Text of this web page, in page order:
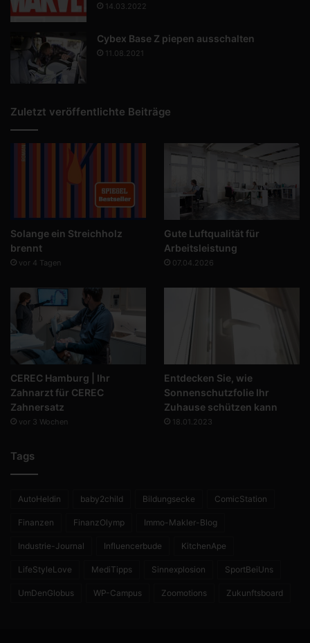
14.03.2022
Cybex Base Z piepen ausschalten
11.08.2021
Zuletzt veröffentlichte Beiträge
Solange ein Streichholz
brennt
vor 4 Tagen
Gute Luftqualität für
Arbeitsleistung
07.04.2026
CEREC Hamburg | Ihr
Zahnarzt für CEREC
Zahnersatz
vor 3 Wochen
Entdecken Sie, wie
Sonnenschutzfolie Ihr
Zuhause schützen kann
18.01.2023
Tags
AutoHeldin baby2child Bildungsecke ComicStation
Finanzen FinanzOlymp Immo-Makler-Blog
Industrie-Journal Influencerbude KitchenApe
LifeStyleLove MediTipps Sinnexplosion SportBeiUns
UmDenGlobus WP-Campus Zoomotions Zukunftsboard